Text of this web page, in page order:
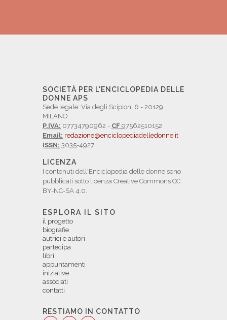
SOCIETÀ PER L'ENCICLOPEDIA DELLE
DONNE APS
Sede legale: Via degli Scipioni 6 - 20129
MILANO
P.IVA: 07734790962 - CF 97562510152
Email: redazione@enciclopediadelledonne.it
ISSN: 3035-4927
LICENZA
I contenuti dell'Enciclopedia delle donne sono
pubblicati sotto licenza Creative Commons CC
BY-NC-SA 4.0.
ESPLORA IL SITO
il progetto
biografie
autrici e autori
partecipa
libri
appuntamenti
iniziative
assòciati
contatti
RESTIAMO IN CONTATTO